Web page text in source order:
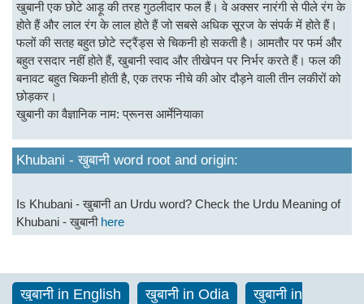
खुबानी एक छोटे आड़ू की तरह गुठलीदार फल हैं। वे अक्सर नारंगी से पीले रंग के
होते हैं और लाल रंग के लाल होते हैं जो सबसे अधिक सूरज के संपर्क में होते हैं।
फलों की सतह बहुत छोटे स्ट्रैंड्स से चिकनी हो सकती है। आमतौर पर फर्म और
बहुत रसदार नहीं होते हैं, खुबानी स्वाद और तीखेपन पर निर्भर करते हैं। फल की
बनावट बहुत चिकनी होती है, एक तरफ नीचे की ओर दौड़ने वाली तीन लकीरों को
छोड़कर।
खुबानी का वैज्ञानिक नाम: प्रूनस आर्मेनियाका
Khubani - खुबानी word root and origin:
Is Khubani - खुबानी an Urdu word? Check the Urdu Meaning of
Khubani - खुबानी here
खुबानी in English खुबानी in Odia
खुबानी in